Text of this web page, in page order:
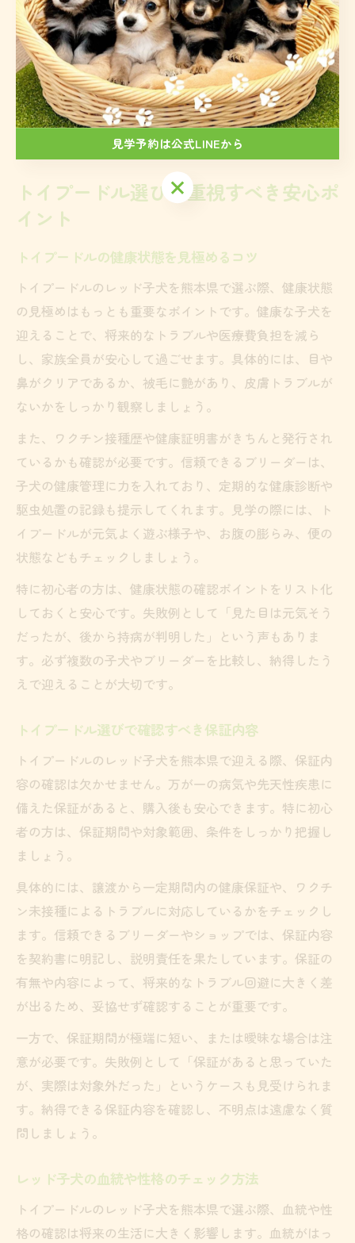
ておくと安心です。
初心者の方は、トイプードルの性格や必要な飼育環境に
ついて十分に学び、家族全員でよく話し合ってから迎え
ることをおすすめします。焦らず慎重に選ぶことで、理
想の新しい家族と長く幸せに過ごせます。
トイプードル選びで重視すべき安心ポ
イント
トイプードルの健康状態を見極めるコツ
トイプードルのレッド子犬を熊本県で選ぶ際、健康状態
の見極めはもっとも重要なポイントです。健康な子犬を
迎えることで、将来的なトラブルや医療費負担を減ら
し、家族全員が安心して過ごせます。具体的には、目や
鼻がクリアであるか、被毛に艶があり、皮膚トラブルが
ないかをしっかり観察しましょう。
また、ワクチン接種歴や健康証明書がきちんと発行され
ているかも確認が必要です。信頼できるブリーダーは、
子犬の健康管理に力を入れており、定期的な健康診断や
駆虫処置の記録も提示してくれます。見学の際には、ト
イプードルが元気よく遊ぶ様子や、お腹の膨らみ、便の
状態などもチェックしましょう。
特に初心者の方は、健康状態の確認ポイントをリスト化
しておくと安心です。失敗例として「見た目は元気そう
だったが、後から持病が判明した」という声もありま
す。必ず複数の子犬やブリーダーを比較し、納得したう
えで迎えることが大切です。
トイプードル選びで確認すべき保証内容
トイプードルのレッド子犬を熊本県で迎える際、保証内
容の確認は欠かせません。万が一の病気や先天性疾患に
備えた保証があると、購入後も安心できます。特に初心
者の方は、保証期間や対象範囲、条件をしっかり把握し
ましょう。
具体的には、譲渡から一定期間内の健康保証や、ワクチ
ン未接種によるトラブルに対応しているかをチェックし
ます。信頼できるブリーダーやショップでは、保証内容
を契約書に明記し、説明責任を果たしています。保証の
有無や内容によって、将来的なトラブル回避に大きく差
が出るため、妥協せず確認することが重要です。
一方で、保証期間が極端に短い、または曖昧な場合は注
意が必要です。失敗例として「保証があると思っていた
が、実際は対象外だった」というケースも見受けられま
す。納得できる保証内容を確認し、不明点は遠慮なく質
問しましょう。
レッド子犬の血統や性格のチェック方法
トイプードルのレッド子犬を熊本県で選ぶ際、血統や性
格の確認は将来の生活に大きく影響します。血統がはっ
見学予約は公式LINEから
見学予約は公式LINEから